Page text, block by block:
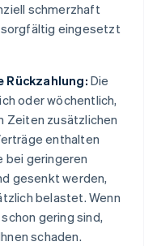
schmerzhaft
sorgfältig eingesetzt
Rückzahlung: Die
oder wöchentlich,
Zeiten zusätzlichen
enthalten
bei geringeren
gesenkt werden,
belastet. Wenn
gering sind,
schaden.